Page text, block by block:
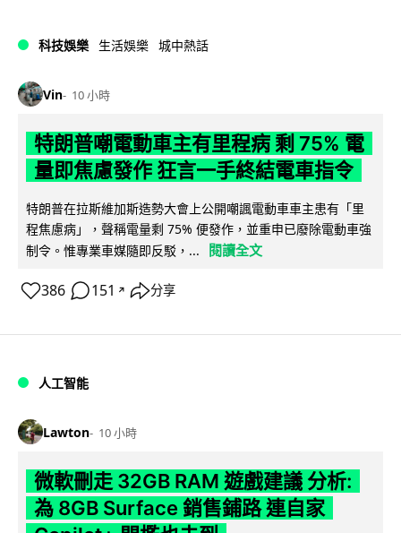
科技娛樂 生活娛樂 城中熱話
Vin 10 小時
特朗普嘲電動車主有里程病 剩 75% 電
量即焦慮發作 狂言一手終結電車指令
特朗普在拉斯維加斯造勢大會上公開嘲諷電動車車主患有「里
程焦慮病」，聲稱電量剩 75% 便發作，並重申已廢除電動車強
制令。惟專業車媒隨即反駁，...
閱讀全文
386 151 ↗ 分享
人工智能
Lawton 10 小時
微軟刪走 32GB RAM 遊戲建議 分析:
為 8GB Surface 銷售鋪路 連自家